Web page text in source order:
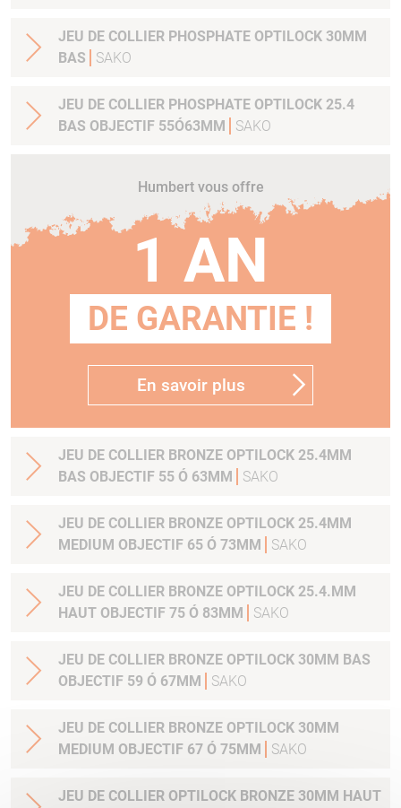
JEU DE COLLIER PHOSPHATE OPTILOCK 30MM
BAS
SAKO
JEU DE COLLIER PHOSPHATE OPTILOCK 25.4
BAS OBJECTIF 55Ó63MM
SAKO
Humbert vous offre
1 AN
DE GARANTIE !
En savoir plus
JEU DE COLLIER BRONZE OPTILOCK 25.4MM
BAS OBJECTIF 55 Ó 63MM
SAKO
JEU DE COLLIER BRONZE OPTILOCK 25.4MM
MEDIUM OBJECTIF 65 Ó 73MM
SAKO
JEU DE COLLIER BRONZE OPTILOCK 25.4.MM
HAUT OBJECTIF 75 Ó 83MM
SAKO
JEU DE COLLIER BRONZE OPTILOCK 30MM BAS
OBJECTIF 59 Ó 67MM
SAKO
JEU DE COLLIER BRONZE OPTILOCK 30MM
MEDIUM OBJECTIF 67 Ó 75MM
SAKO
JEU DE COLLIER OPTILOCK BRONZE 30MM HAUT